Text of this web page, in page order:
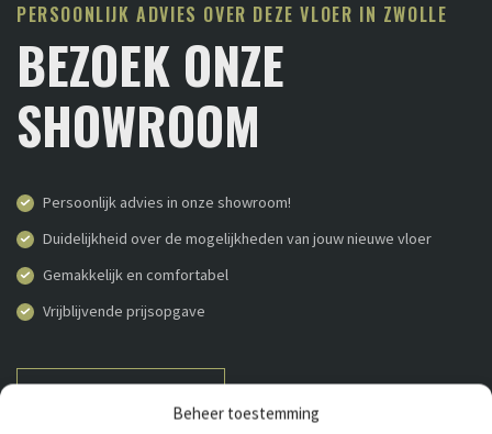
Beheer toestemming
PERSOONLIJK ADVIES OVER DEZE VLOER IN ZWOLLE
BEZOEK ONZE
SHOWROOM
Persoonlijk advies in onze showroom!
Duidelijkheid over de mogelijkheden van jouw nieuwe vloer
Gemakkelijk en comfortabel
Vrijblijvende prijsopgave
AFSPRAAK MAKEN 038-4600251